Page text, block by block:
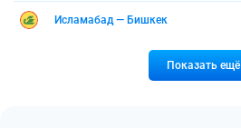
Исламабад — Бишкек
Показать ещё